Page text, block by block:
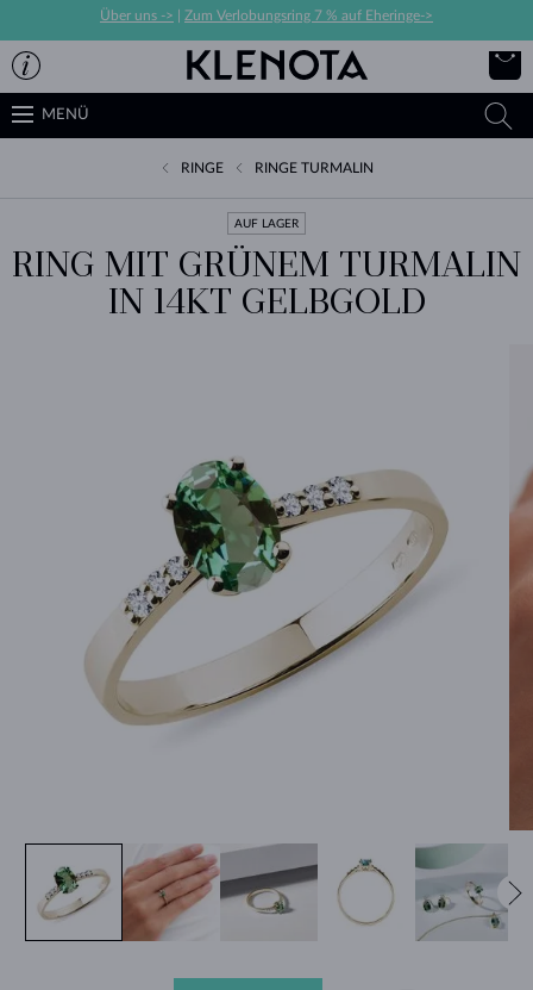
Über uns -> Zum Verlobungsring 7 % auf Eheringe->
MENÜ
RINGE RINGE TURMALIN
AUF LAGER
RING MIT GRÜNEM TURMALIN
IN 14KT GELBGOLD